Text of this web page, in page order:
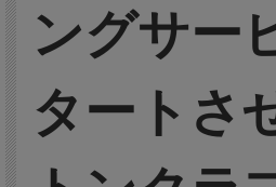
ングサー
タートさ